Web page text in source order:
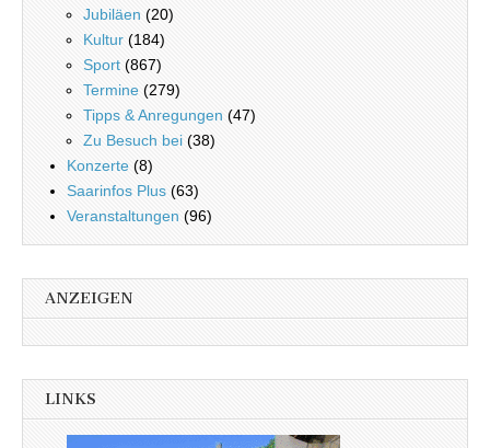
Jubiläen (20)
Kultur (184)
Sport (867)
Termine (279)
Tipps & Anregungen (47)
Zu Besuch bei (38)
Konzerte (8)
Saarinfos Plus (63)
Veranstaltungen (96)
ANZEIGEN
LINKS